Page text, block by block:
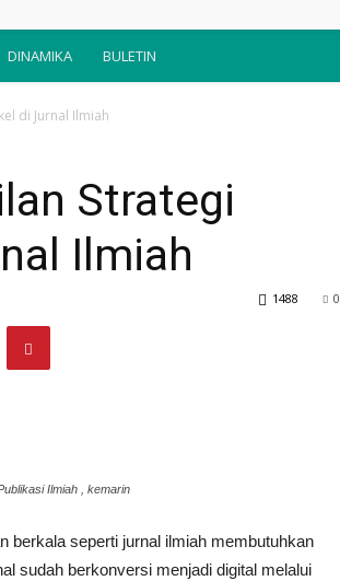
DINAMIKA BULETIN
di Jurnal Ilmiah
Strategi
Ilmiah
0
1488
Ilmiah , kemarin
berkala seperti jurnal ilmiah membutuhkan
sudah berkonversi menjadi digital melalui